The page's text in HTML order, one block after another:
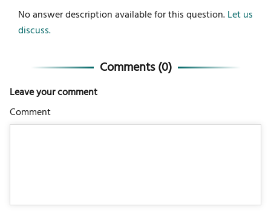
No answer description available for this question. Let us
discuss.
Comments (0)
Leave your comment
Comment